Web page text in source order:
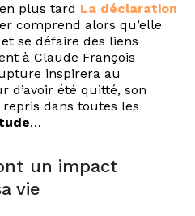
plus tard La déclaration
comprend alors qu’elle
se défaire des liens
à Claude François
inspirera au
d’avoir été quitté, son
dans toutes les
…
un impact
vie